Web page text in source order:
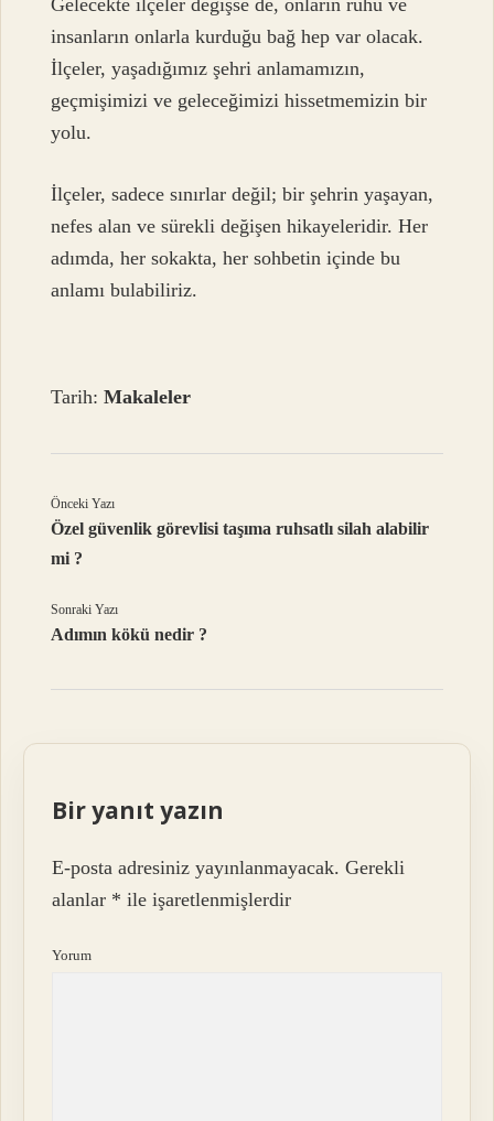
Gelecekte ilçeler değişse de, onların ruhu ve
insanların onlarla kurduğu bağ hep var olacak.
İlçeler, yaşadığımız şehri anlamamızın,
geçmişimizi ve geleceğimizi hissetmemizin bir
yolu.
İlçeler, sadece sınırlar değil; bir şehrin yaşayan,
nefes alan ve sürekli değişen hikayeleridir. Her
adımda, her sokakta, her sohbetin içinde bu
anlamı bulabiliriz.
Tarih:Makaleler
Önceki Yazı
Özel güvenlik görevlisi taşıma ruhsatlı silah alabilir
mi ?
Sonraki Yazı
Adımın kökü nedir ?
Bir yanıt yazın
E-posta adresiniz yayınlanmayacak. Gerekli
alanlar * ile işaretlenmişlerdir
Yorum